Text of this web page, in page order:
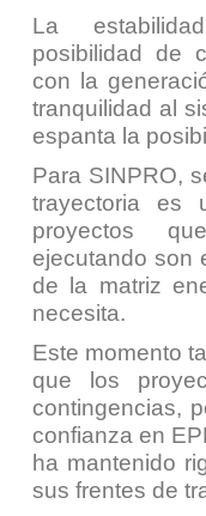
La
posibilidad de
con la
tranquilidad al
espanta la
Para SINPRO,
trayectoria
proyectos
ejecutando son
de la matriz
necesita.
Este momento
que los
contingencias,
confianza en
ha mantenido
sus frentes de